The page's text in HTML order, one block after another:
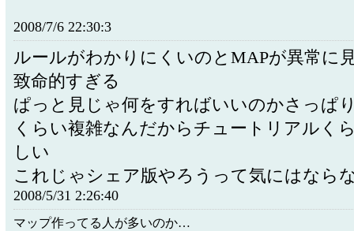
2008/7/6 22:30:3
ルールがわかりにくいのとMAPが異常に
致命的すぎる
ぱっと見じゃ何をすればいいのかさっぱ
くらい複雑なんだからチュートリアルく
しい
これじゃシェア版やろうって気にはなら
2008/5/31 2:26:40
マップ作ってる人が多いのか…